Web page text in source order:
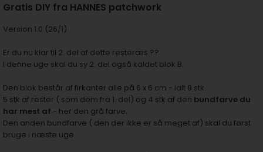
Gratis DIY fra HANNES patchwork
Version 1.0 (26/1)
Er du nu klar til 2. del af dette resteræs ??
I denne uge skal du sy 2. del også kaldet blok B.
Den blok består af firkanter alle på 6 x 6 cm - ialt 9 stk.
5 stk af rester ( som dem fra 1. del) og 4 stk af den bundfarve du
har mest af - her den grå farve.
Den anden bundfarve ( den der ikke er så meget af) skal du først
bruge i næste uge.